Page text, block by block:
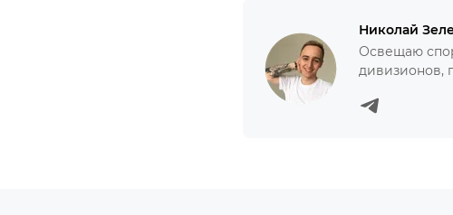
Николай
Освещаю
дивизионов,